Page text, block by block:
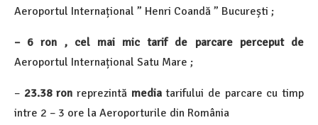
Aeroportul Internațional ” Henri Coandă ” București ;
– 6 ron , cel mai mic tarif de parcare perceput de
Aeroportul Internațional Satu Mare ;
– 23.38 ronreprezintă mediatarifului de parcare cu timp
intre 2 – 3 ore la Aeroporturile din România